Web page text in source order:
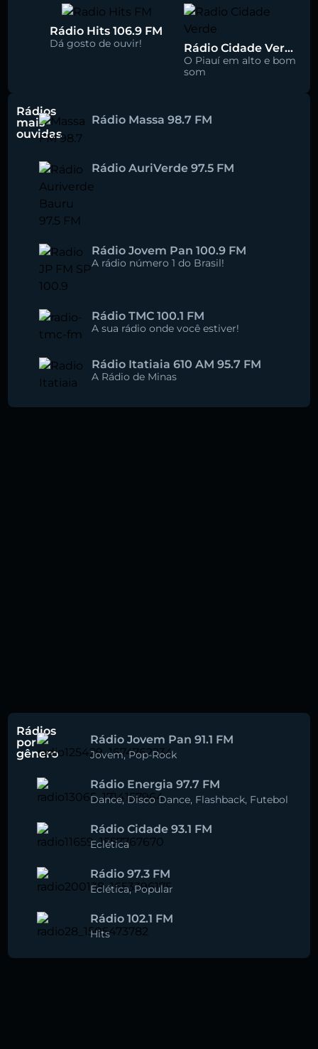
Rádio Hits 106.9 FM
Dá gosto de ouvir! Rádio Cidade Verde 93.5 FM
O Piauí em alto e bom
som
Rádios
mais
ouvidas
Rádio Massa 98.7 FM
Rádio AuriVerde 97.5 FM
Rádio Jovem Pan 100.9 FM
A rádio número 1 do Brasil!
Rádio TMC 100.1 FM
A sua rádio onde você estiver!
Rádio Itatiaia 610 AM 95.7 FM
A Rádio de Minas
Rádios
por
gênero
Rádio Jovem Pan 91.1 FM
Jovem,Pop-Rock
Rádio Energia 97.7 FM
Dance, Disco Dance, Flashback, Futebol
Rádio Cidade 93.1 FM
Eclética
Rádio 97.3 FM
Eclética,Popular
Rádio 102.1 FM
Hits